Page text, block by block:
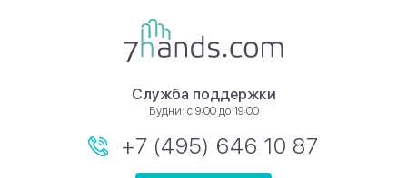
Служба поддержки
Будни: с 9:00 до 19:00
+7 (495) 646 10 87